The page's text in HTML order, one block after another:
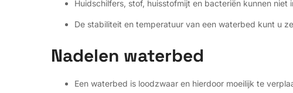
Huidschilfers, stof, huisstofmijt en bacteriën kunnen
De stabiliteit en temperatuur van een waterbed kunt u
Nadelen waterbed
Een waterbed is loodzwaar en hierdoor moeilijk te